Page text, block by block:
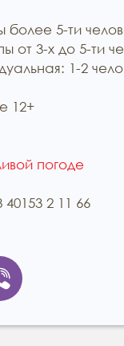
более 5-ти
от 3-х до 5-ти
1-2
12+
погоде
2 11 66